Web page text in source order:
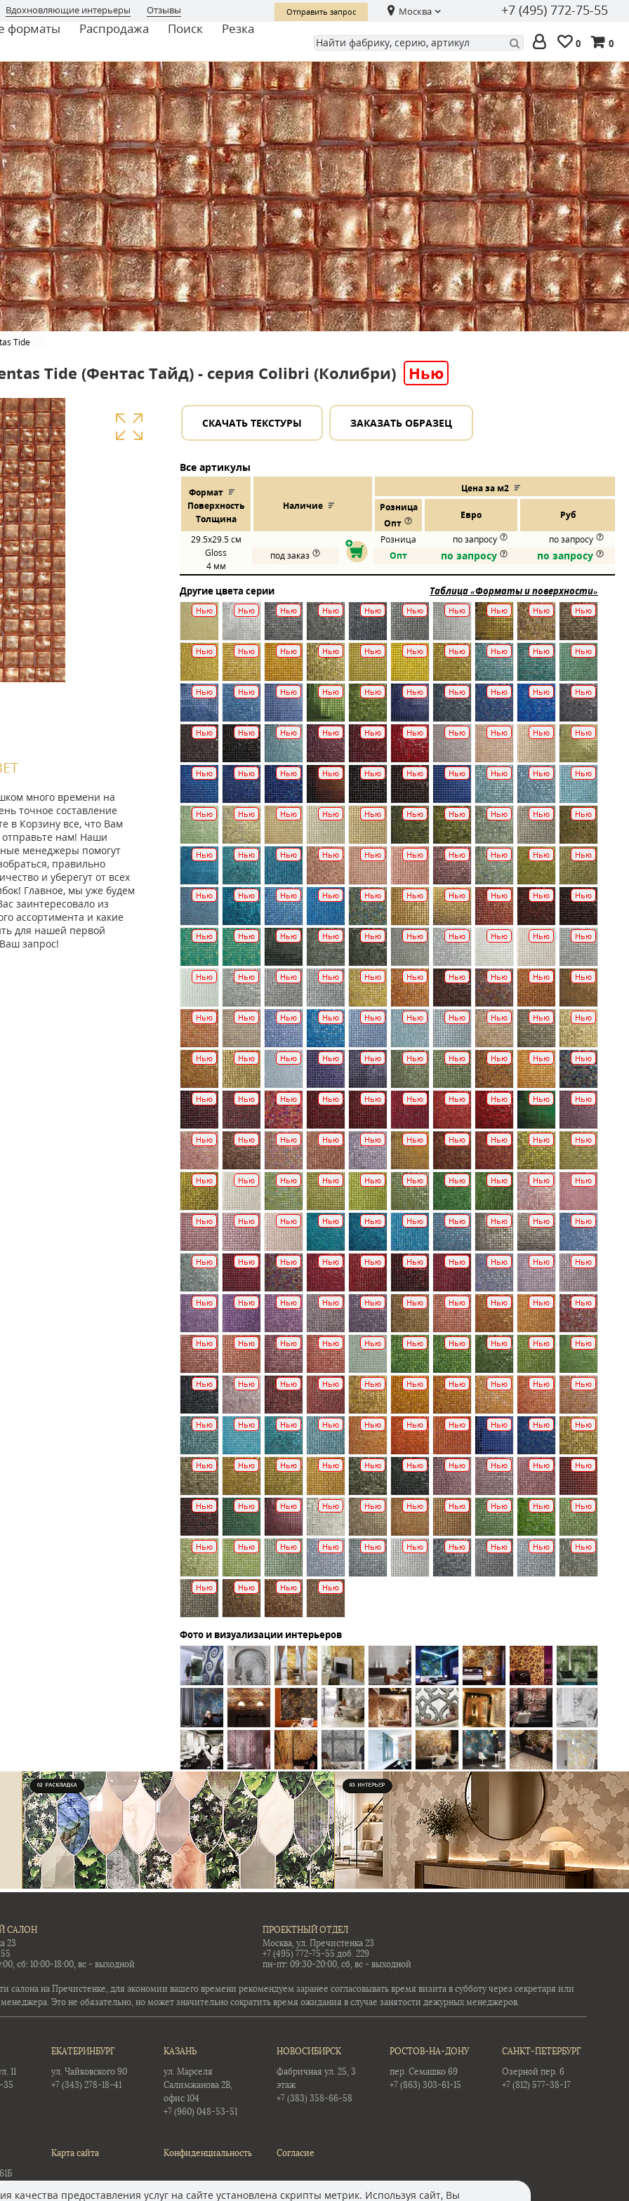
Вдохновляющие интерьеры Отзывы Отправить запрос Москва +7 (495) 772-75-55
форматы Распродажа Поиск Резка
0 0
Tide
Tide (Фентас Тайд) - серия Colibri (Колибри) Нью
много времени на
точное составление
в Корзину все, что Вам
отправьте нам! Наши
менеджеры помогут
правильно
и уберегут от всех
Главное, мы уже будем
заинтересовало из
ассортимента и какие
для нашей первой
запрос!
СКАЧАТЬ ТЕКСТУРЫ ЗАКАЗАТЬ ОБРАЗЕЦ
Все артикулы
Формат
Поверхность
Толщина
Наличие
Цена за м2
Розница
Евро Руб
Опт
29.5x29.5см
Gloss
4 мм
Розница по запросу
по запросу
под заказ
Опт по запросу по запросу
Другие цвета серии Таблица «Форматы и поверхности»
Нью Нью Нью Нью Нью Нью Нью Нью Нью Нью
Нью Нью Нью Нью Нью Нью Нью Нью Нью Нью
Нью Нью Нью Нью Нью Нью Нью Нью Нью Нью
Нью Нью Нью Нью Нью Нью Нью Нью Нью Нью
Нью Нью Нью Нью Нью Нью Нью Нью Нью Нью
Нью Нью Нью Нью Нью Нью Нью Нью Нью Нью
Нью Нью Нью Нью Нью Нью Нью Нью Нью Нью
Нью Нью Нью Нью Нью Нью Нью Нью Нью Нью
Нью Нью Нью Нью Нью Нью Нью Нью Нью Нью
Нью Нью Нью Нью Нью Нью Нью Нью Нью Нью
Нью Нью Нью Нью Нью Нью Нью Нью Нью Нью
Нью Нью Нью Нью Нью Нью Нью Нью Нью Нью
Нью Нью Нью Нью Нью Нью Нью Нью Нью Нью
Нью Нью Нью Нью Нью Нью Нью Нью Нью Нью
Нью Нью Нью Нью Нью Нью Нью Нью Нью Нью
Нью Нью Нью Нью Нью Нью Нью Нью Нью Нью
Нью Нью Нью Нью Нью Нью Нью Нью Нью Нью
Нью Нью Нью Нью Нью Нью Нью Нью Нью Нью
Нью Нью Нью Нью Нью Нью Нью Нью Нью Нью
Нью Нью Нью Нью Нью Нью Нью Нью Нью Нью
Нью Нью Нью Нью Нью Нью Нью Нью Нью Нью
Нью Нью Нью Нью Нью Нью Нью Нью Нью Нью
Нью Нью Нью Нью Нью Нью Нью Нью Нью Нью
Нью Нью Нью Нью Нью Нью Нью Нью Нью Нью
Нью Нью Нью Нью
Фото и визуализации интерьеров
САЛОН
23
сб: 10:00-18:00, вс - выходной
ПРОЕКТНЫЙ ОТДЕЛ
Москва, ул. Пречистенка 23
+7 (495) 772-75-55 доб. 229
пн-пт: 09:30-20:00, сб, вс - выходной
салона на Пречистенке, для экономии вашего времени рекомендуем заранее согласовывать время визита в субботу через секретаря или
менеджера. Это не обязательно, но может значительно сократить время ожидания в случае занятости дежурных менеджеров.
11
35
ЕКАТЕРИНБУРГ
ул. Чайковского 90
+7 (343) 278-18-41
КАЗАНЬ
ул. Марселя
Салимжанова 2В,
офис 104
+7 (960) 048-53-51
НОВОСИБИРСК
Фабричная ул. 25, 3
этаж
+7 (383) 358-66-58
РОСТОВ-НА-ДОНУ
пер. Семашко 69
+7 (863) 303-61-15
САНКТ-ПЕТЕРБУРГ
Озерной пер. 6
+7 (812) 577-38-17
Карта сайта Конфиденциальность Согласие
качества предоставления услуг на сайте установлена скрипты метрик. Используя сайт, Вы